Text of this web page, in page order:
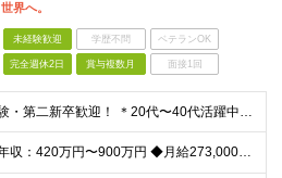
世界へ。
未経験歓迎 学歴不問 ベテランOK
完全週休2日 賞与複数月 面接1回
＊未経験・第二新卒歓迎！ ＊20代〜40代活躍中 ◆未経験歓迎 ◆四年制大学または高等専門学校（専攻科）を卒業・修了された方 ※英語を使った業務に抵抗感がない方 （海外マニュアル読解・メール対応等。
＊想定年収：420万円〜900万円 ◆月給273,000～＋賞与年3回＋残業代全額支給 ※経験・能力・前職給与を考慮の上、当社規定により決定 ※残業代は別途全額支給 ※試用期間3ヶ月あり（給与待遇に